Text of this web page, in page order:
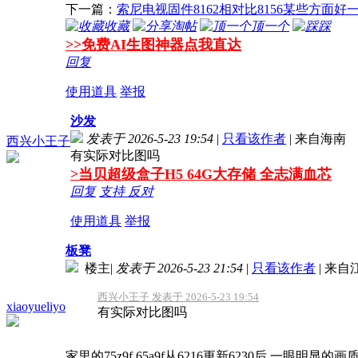
下一篇： 索尼电视固件8162相对比8156某些方面好
收藏
淘帖 顶一个 踩
>>免费AI生图神器点我直达
回复
使用道具 举报
西兴小王子
沙发
发表于 2026-5-23 19:54 | 只看该作者 | 来自海南
有实际对比图吗
>当贝超级盒子H5 64G大存储 全志满血芯
回复 支持 反对
使用道具 举报
xiaoyueliyo
板凳
楼主| 发表于 2026-5-23 21:54 | 只看该作者 | 来自
西兴小王子 发表于 2026-5-23 19:54
有实际对比图吗